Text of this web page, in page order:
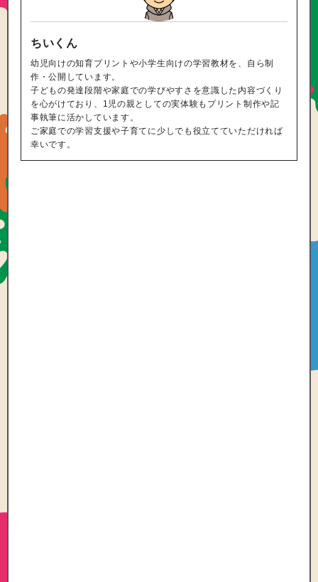
ちいくん
幼児向けの知育プリントや小学生向けの学習教材を、自ら制
作・公開しています。
子どもの発達段階や家庭での学びやすさを意識した内容づくり
を心がけており、1児の親としての実体験もプリント制作や記
事執筆に活かしています。
ご家庭での学習支援や子育てに少しでも役立てていただければ
幸いです。